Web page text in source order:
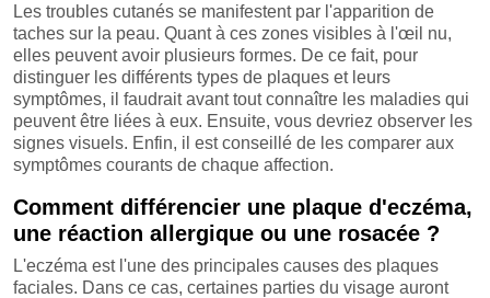
Les troubles cutanés se manifestent par l'apparition de
taches sur la peau. Quant à ces zones visibles à l'œil nu,
elles peuvent avoir plusieurs formes. De ce fait, pour
distinguer les différents types de plaques et leurs
symptômes, il faudrait avant tout connaître les maladies qui
peuvent être liées à eux. Ensuite, vous devriez observer les
signes visuels. Enfin, il est conseillé de les comparer aux
symptômes courants de chaque affection.
Comment différencier une plaque d'eczéma,
une réaction allergique ou une rosacée ?
L'eczéma est l'une des principales causes des plaques
faciales. Dans ce cas, certaines parties du visage auront